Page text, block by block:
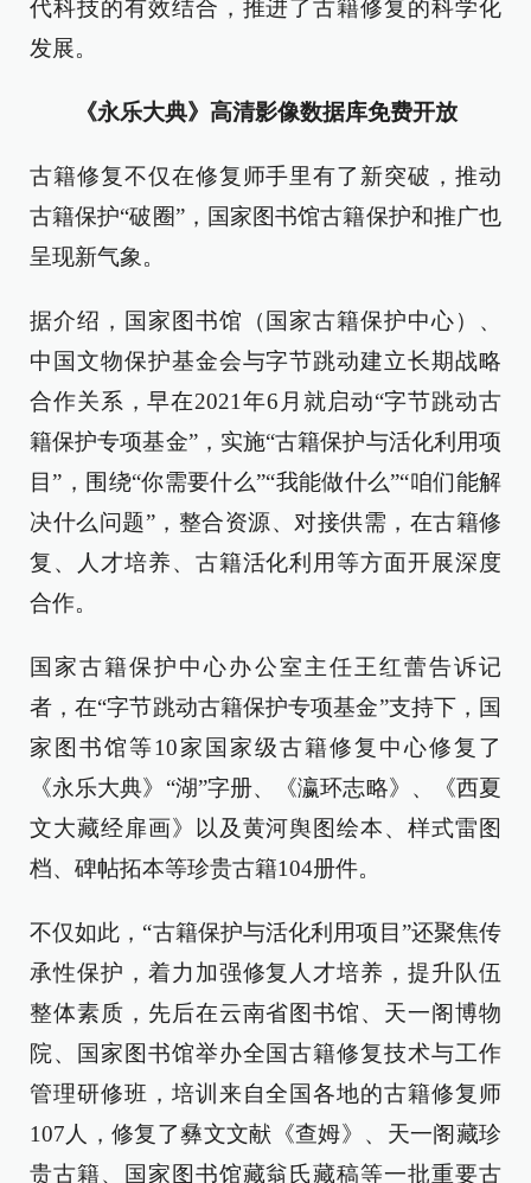
代科技的有效结合，推进了古籍修复的科学化
发展。
《永乐大典》高清影像数据库免费开放
古籍修复不仅在修复师手里有了新突破，推动
古籍保护“破圈”，国家图书馆古籍保护和推广也
呈现新气象。
据介绍，国家图书馆（国家古籍保护中心）、
中国文物保护基金会与字节跳动建立长期战略
合作关系，早在2021年6月就启动“字节跳动古
籍保护专项基金”，实施“古籍保护与活化利用项
目”，围绕“你需要什么”“我能做什么”“咱们能解
决什么问题”，整合资源、对接供需，在古籍修
复、人才培养、古籍活化利用等方面开展深度
合作。
国家古籍保护中心办公室主任王红蕾告诉记
者，在“字节跳动古籍保护专项基金”支持下，国
家图书馆等10家国家级古籍修复中心修复了
《永乐大典》“湖”字册、《瀛环志略》、《西夏
文大藏经扉画》以及黄河舆图绘本、样式雷图
档、碑帖拓本等珍贵古籍104册件。
不仅如此，“古籍保护与活化利用项目”还聚焦传
承性保护，着力加强修复人才培养，提升队伍
整体素质，先后在云南省图书馆、天一阁博物
院、国家图书馆举办全国古籍修复技术与工作
管理研修班，培训来自全国各地的古籍修复师
107人，修复了彝文文献《查姆》、天一阁藏珍
贵古籍、国家图书馆藏翁氏藏稿等一批重要古